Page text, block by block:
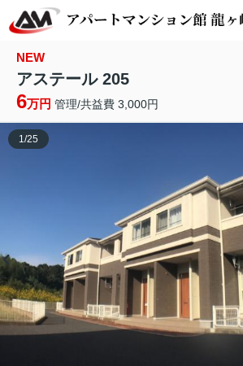
NEW
アステール 205
6万円 管理/共益費 3,000円
1/25